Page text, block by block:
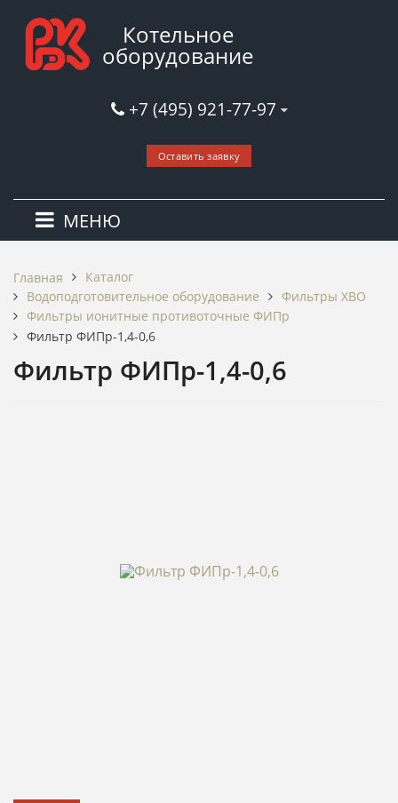
Котельное
оборудование
+7 (495) 921-77-97
Оставить заявку
МЕНЮ
Главная
Каталог
Водоподготовительное оборудование
Фильтры ХВО
Фильтры ионитные противоточные ФИПр
Фильтр ФИПр-1,4-0,6
Фильтр ФИПр-1,4-0,6